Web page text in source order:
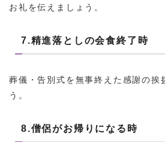
お礼を伝えましょう。
7.精進落としの会食終了時
葬儀・告別式を無事終えた感謝の挨
う。
8.僧侶がお帰りになる時